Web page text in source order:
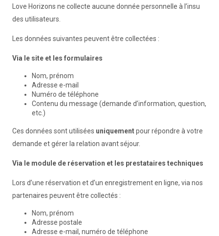
Love Horizons ne collecte aucune donnée personnelle à l’insu
des utilisateurs.
Les données suivantes peuvent être collectées :
Via le site et les formulaires
Nom, prénom
Adresse e-mail
Numéro de téléphone
Contenu du message (demande d’information, question,
etc.)
Ces données sont utilisées uniquementpour répondre à votre
demande et gérer la relation avant séjour.
Via le module de réservation et les prestataires techniques
Lors d’une réservation et d’un enregistrement en ligne, via nos
partenaires peuvent être collectés :
Nom, prénom
Adresse postale
Adresse e-mail, numéro de téléphone